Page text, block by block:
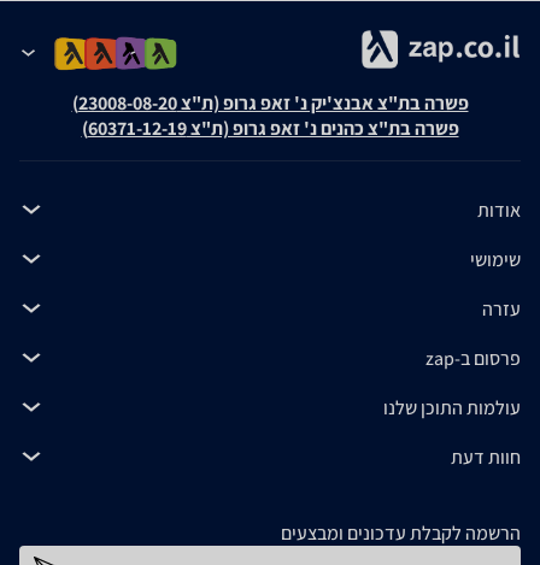
פשרה בת"צ אבנצ'יק נ' זאפ גרופ (ת"צ 23008-08-20)
פשרה בת"צ כהנים נ' זאפ גרופ (ת"צ 60371-12-19)
אודות
שימושי
עזרה
פרסום ב-zap
עולמות התוכן שלנו
חוות דעת
הרשמה לקבלת עדכונים ומבצעים